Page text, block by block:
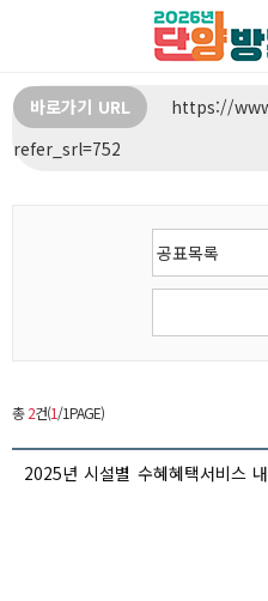
바로가기 URL
https://
refer_srl=752
총2건(1/1PAGE)
2025년 시설별 수혜혜택서비스